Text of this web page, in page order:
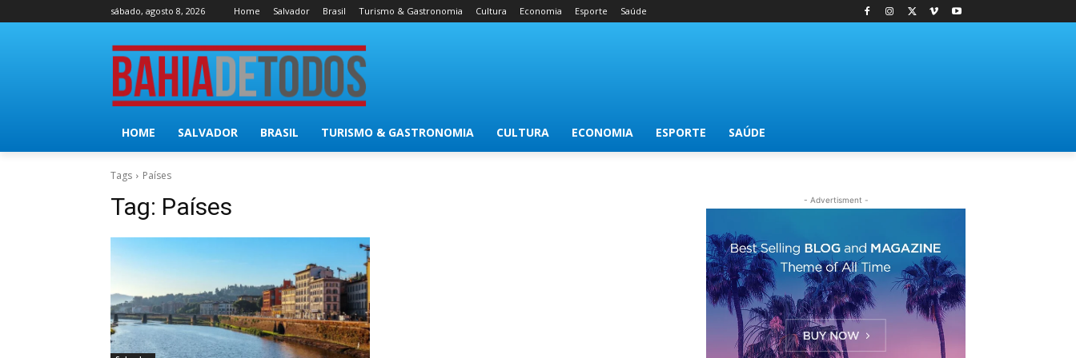
sábado, agosto 8, 2026 Home Salvador Brasil Turismo & Gastronomia Cultura Economia Esporte Saúde
HOME SALVADOR BRASIL TURISMO & GASTRONOMIA CULTURA ECONOMIA ESPORTE SAÚDE
Tags Países
Tag: Países - Advertisment -